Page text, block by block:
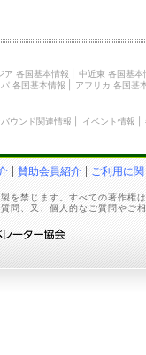
ア 各国基本情報
中近東 各国基本
各国基本情報 アフリカ 各国基
ウンド関連情報 イベント情報
賛助会員紹介 ご利用に
を禁じます。すべての著作権
問、又、個人的なご質問やご